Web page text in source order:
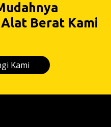
Berat Kami
Kami